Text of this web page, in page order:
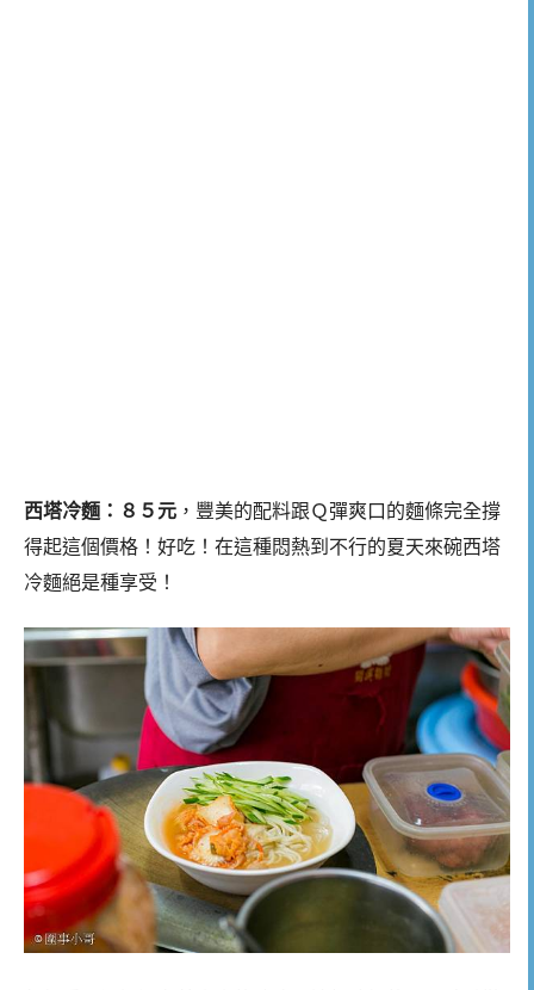
西塔冷麵：８５元 ，豐美的配料跟Ｑ彈爽口的麵條完全撐
得起這個價格！好吃！在這種悶熱到不行的夏天來碗西塔
冷麵絕是種享受！